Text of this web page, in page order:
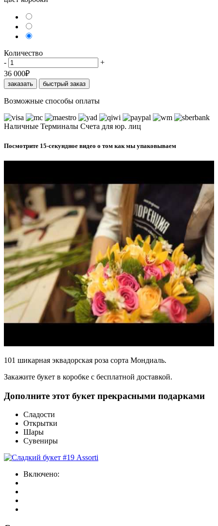
Количество
-
+
36 000₽
заказать быстрый заказ
Возможные способы оплаты
Наличные Терминалы Счета для юр. лиц
Посмотрите 15-секундное видео о том как мы упаковываем
101 шикарная эквадорская роза сорта Мондиаль.
Закажите букет в коробке с бесплатной доставкой.
Дополните этот букет прекрасными подарками
Сладости
Открытки
Шары
Сувениры
Включено: